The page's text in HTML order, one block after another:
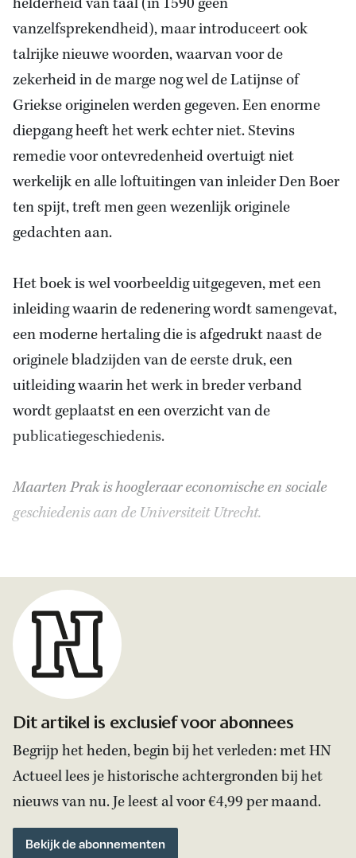
vanzelfsprekendheid), maar introduceert ook
talrijke nieuwe woorden, waarvan voor de
zekerheid in de marge nog wel de Latijnse of
Griekse originelen werden gegeven. Een enorme
diepgang heeft het werk echter niet. Stevins
remedie voor ontevredenheid overtuigt niet
werkelijk en alle loftuitingen van inleider Den Boer
ten spijt, treft men geen wezenlijk originele
gedachten aan.
Het boek is wel voorbeeldig uitgegeven, met een
inleiding waarin de redenering wordt samengevat,
een moderne hertaling die is afgedrukt naast de
originele bladzijden van de eerste druk, een
uitleiding waarin het werk in breder verband
wordt geplaatst en een overzicht van de
publicatiegeschiedenis.
Maarten Prak is hoogleraar economische en sociale
geschiedenis aan de Universiteit Utrecht.
Dit artikel is exclusief voor abonnees
Begrijp het heden, begin bij het verleden: met HN
Actueel lees je historische achtergronden bij het
nieuws van nu. Je leest al voor €4,99 per maand.
Bekijk de abonnementen